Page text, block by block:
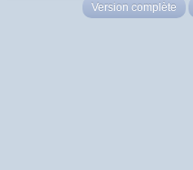
Version complète